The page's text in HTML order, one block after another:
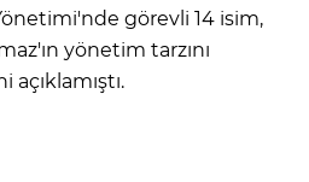
görevli 14 isim,
yönetim tarzını